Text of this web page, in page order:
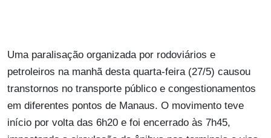
Uma paralisação organizada por rodoviários e
petroleiros na manhã desta quarta-feira (27/5) causou
transtornos no transporte público e congestionamentos
em diferentes pontos de Manaus. O movimento teve
início por volta das 6h20 e foi encerrado às 7h45,